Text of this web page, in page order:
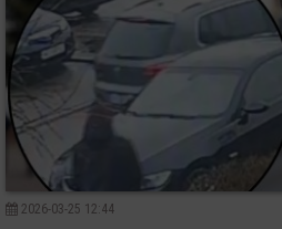
2026-03-25 12:44